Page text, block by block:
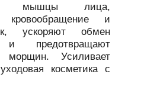
мышцы лица,
кровообращение и
ускоряют обмен
и предотвращают
морщин. Усиливает
косметика с